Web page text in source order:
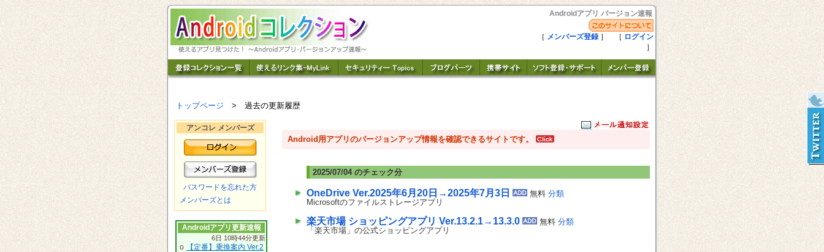
Androidアプリ バージョン速報
［ メンバーズ登録］ ［ ログイン
］
トップページ > 過去の更新履歴
アンコレ メンバーズ
パスワードを忘れた方
メンバーズとは
Androidアプリ更新速報
6日 10時44分更新
o
【定番】乗換案内 Ver.2
Android用アプリのバージョンアップ情報を確認できるサイトです。
2025/07/04 のチェック分
OneDrive Ver.2025年6月20日→2025年7月3日 無料 分類
Microsoftのファイルストレージアプリ
楽天市場 ショッピングアプリ Ver.13.2.1→13.3.0 無料 分類
「楽天市場」の公式ショッピングアプリ